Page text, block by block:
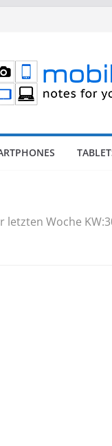
letzten Woche